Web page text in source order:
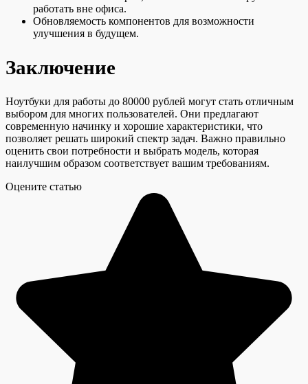
работать вне офиса.
Обновляемость компонентов для возможности
улучшения в будущем.
Заключение
Ноутбуки для работы до 80000 рублей могут стать отличным
выбором для многих пользователей. Они предлагают
современную начинку и хорошие характеристики, что
позволяет решать широкий спектр задач. Важно правильно
оценить свои потребности и выбрать модель, которая
наилучшим образом соответствует вашим требованиям.
Оцените статью